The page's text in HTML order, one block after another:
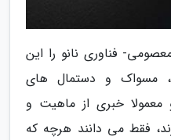
فناوری نانو را این
مسواک و دستمال های
معمولا خبری از ماهیت و
فقط می دانند هرچه که